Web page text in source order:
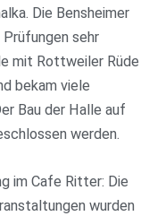
Die Bensheimer
sehr
mit Rottweiler Rüde
bekam viele
Bau der Halle auf
werden.
im Cafe Ritter: Die
wurden